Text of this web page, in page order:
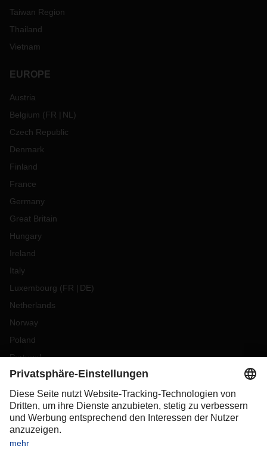
Taiwan Region
Thailand
Vietnam
EUROPE
Austria
Belgium (FR NL )
Czech Republic
Denmark
Finland
France
Germany
Great Britain
Hungary
Ireland
Italy
Luxembourg (FR DE)
Netherlands
Norway
Poland
Portugal
Romania
Slovakia
Spain
Sweden
Switzerland